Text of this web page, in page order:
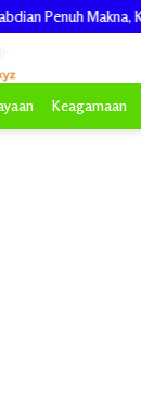
Makna, Keuchik
Keagamaan